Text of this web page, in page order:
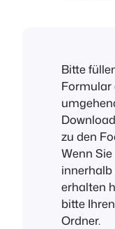
Bitte
Formular
zu den
Wenn
erhalten
bitte
Ordner.